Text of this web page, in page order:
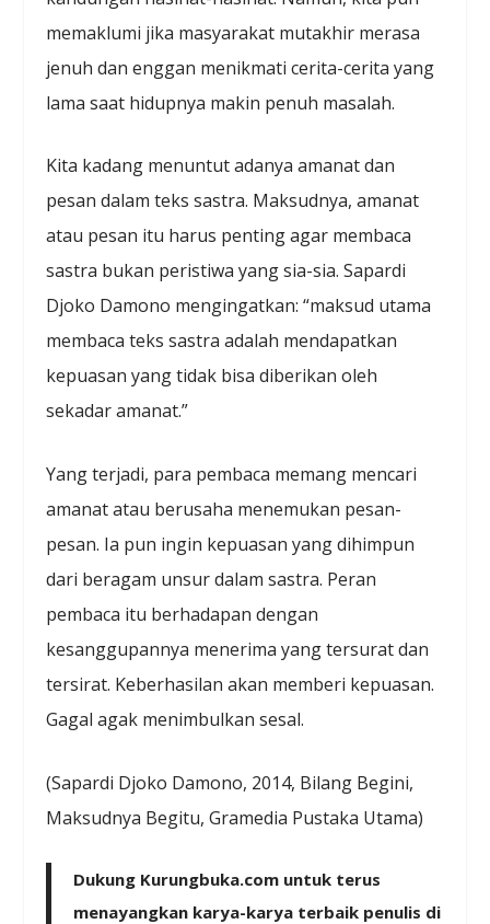
memaklumi jika masyarakat mutakhir merasa
jenuh dan enggan menikmati cerita-cerita yang
lama saat hidupnya makin penuh masalah.
Kita kadang menuntut adanya amanat dan
pesan dalam teks sastra. Maksudnya, amanat
atau pesan itu harus penting agar membaca
sastra bukan peristiwa yang sia-sia. Sapardi
Djoko Damono mengingatkan: “maksud utama
membaca teks sastra adalah mendapatkan
kepuasan yang tidak bisa diberikan oleh
sekadar amanat.”
Yang terjadi, para pembaca memang mencari
amanat atau berusaha menemukan pesan-
pesan. Ia pun ingin kepuasan yang dihimpun
dari beragam unsur dalam sastra. Peran
pembaca itu berhadapan dengan
kesanggupannya menerima yang tersurat dan
tersirat. Keberhasilan akan memberi kepuasan.
Gagal agak menimbulkan sesal.
(Sapardi Djoko Damono, 2014, Bilang Begini,
Maksudnya Begitu, Gramedia Pustaka Utama)
Dukung Kurungbuka.com untuk terus
menayangkan karya-karya terbaik penulis di